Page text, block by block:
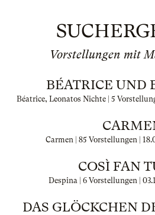
Vorstellungen mit
BÉATRICE UND
Béatrice, Leonatos Nichte | 5
Carmen | 85 Vorstellungen |
COSÌ FAN
Despina | 6 Vorstellungen |
DAS GLÖCKCHEN